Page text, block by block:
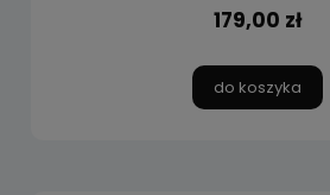
179,00 zł
do koszyka